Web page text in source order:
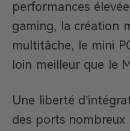
performances
gaming, la création
multitâche, le mini
loin meilleur que le
Une liberté
des ports